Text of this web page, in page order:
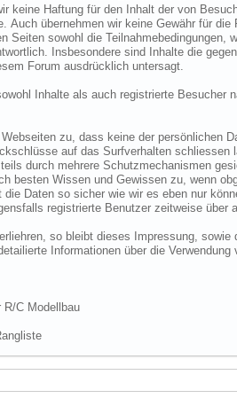
keine Haftung für den Inhalt der von
Auch übernehmen wir keine Gewähr für
Seiten sowohl die
Insbesondere sind Inhalte die
Forum ausdrücklich untersagt.
Inhalte als auch registrierte Besucher
zu, dass keine der persönlichen
auf das Surfverhalten
durch mehrere Schutzmechanismen
besten Wissen und Gewissen zu, wenn
Daten so sicher wie wir es eben nur
registrierte Benutzer zeitweise über
so bleibt dieses Impressung,
Informationen über die Verwendung
R/C Modellbau